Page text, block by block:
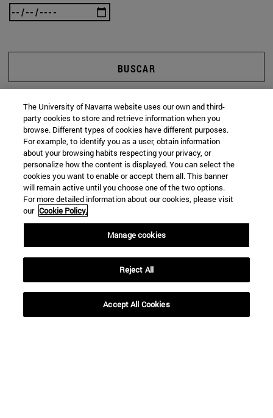
BUSCAR
The University of Navarra website uses our own and third-
party cookies to store and retrieve information when you
browse. Different types of cookies have different purposes.
For example, to identify you as a user, obtain information
about your browsing habits respecting your privacy, or
personalize how the content is displayed. You can select the
cookies you want to enable or accept them all. This banner
will remain active until you choose one of the two options.
For more detailed information about our cookies, please visit
our Cookie Policy.
Manage cookies
Reject All
Accept All Cookies